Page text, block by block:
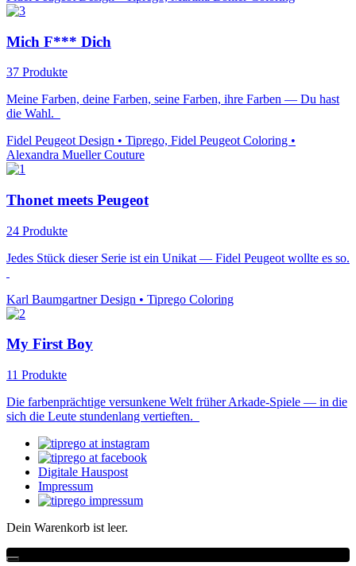
Mich F*** Dich
37 Produkte
Meine Farben, deine Farben, seine Farben, ihre Farben — Du hast
die Wahl.
Fidel Peugeot Design • Tiprego, Fidel Peugeot Coloring •
Alexandra Mueller Couture
Thonet meets Peugeot
24 Produkte
Jedes Stück dieser Serie ist ein Unikat — Fidel Peugeot wollte es so.
Karl Baumgartner Design • Tiprego Coloring
My First Boy
11 Produkte
Die farbenprächtige versunkene Welt früher Arkade-Spiele — in die
sich die Leute stundenlang vertieften.
Digitale Hauspost
Impressum
Dein Warenkorb ist leer.